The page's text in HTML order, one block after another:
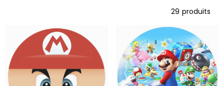
29 produits